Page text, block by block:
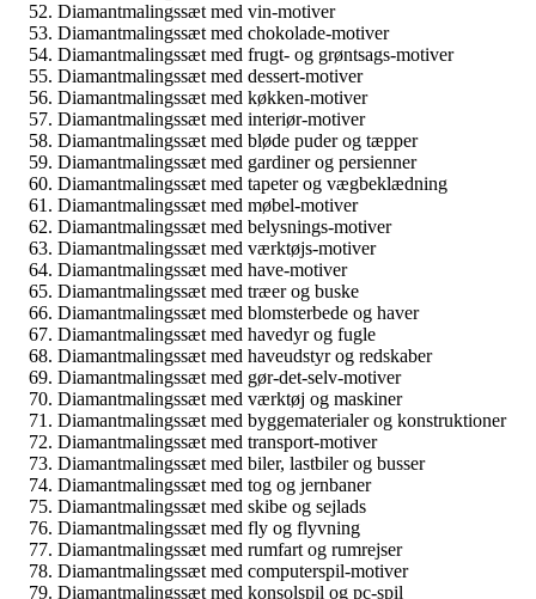
Diamantmalingssæt med vin-motiver
Diamantmalingssæt med chokolade-motiver
Diamantmalingssæt med frugt- og grøntsags-motiver
Diamantmalingssæt med dessert-motiver
Diamantmalingssæt med køkken-motiver
Diamantmalingssæt med interiør-motiver
Diamantmalingssæt med bløde puder og tæpper
Diamantmalingssæt med gardiner og persienner
Diamantmalingssæt med tapeter og vægbeklædning
Diamantmalingssæt med møbel-motiver
Diamantmalingssæt med belysnings-motiver
Diamantmalingssæt med værktøjs-motiver
Diamantmalingssæt med have-motiver
Diamantmalingssæt med træer og buske
Diamantmalingssæt med blomsterbede og haver
Diamantmalingssæt med havedyr og fugle
Diamantmalingssæt med haveudstyr og redskaber
Diamantmalingssæt med gør-det-selv-motiver
Diamantmalingssæt med værktøj og maskiner
Diamantmalingssæt med byggematerialer og konstruktioner
Diamantmalingssæt med transport-motiver
Diamantmalingssæt med biler, lastbiler og busser
Diamantmalingssæt med tog og jernbaner
Diamantmalingssæt med skibe og sejlads
Diamantmalingssæt med fly og flyvning
Diamantmalingssæt med rumfart og rumrejser
Diamantmalingssæt med computerspil-motiver
Diamantmalingssæt med konsolspil og pc-spil